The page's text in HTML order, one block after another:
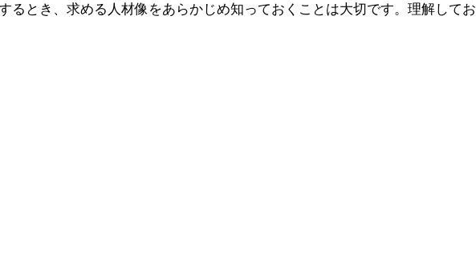
るとき、求める人材像をあらかじめ知っておくことは大切です。理解してお